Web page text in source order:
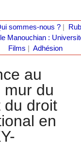
sommes-nous ?|
Manouchian :
Films
Adhésion
au
mur du
du droit
en